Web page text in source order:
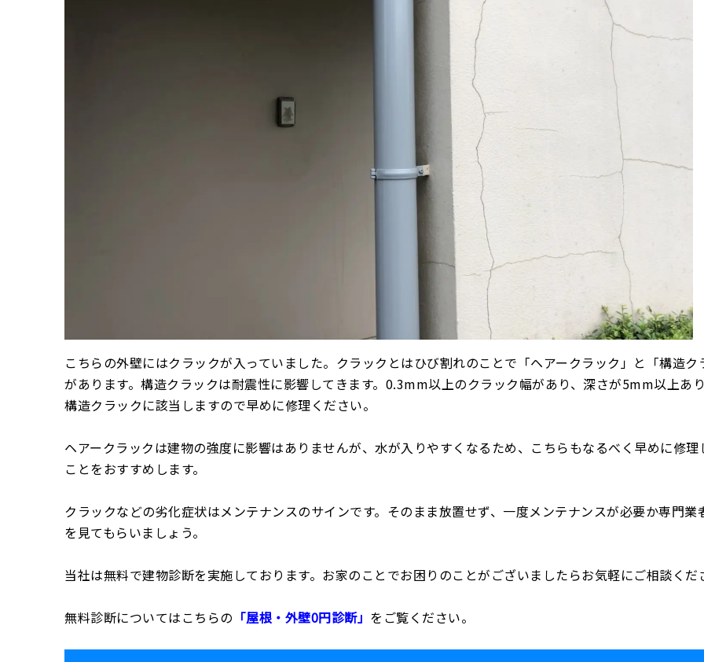
こちらの外壁にはクラックが入っていました。クラックとはひび割れのことで「ヘアークラック」と「構造ク
があります。構造クラックは耐震性に影響してきます。0.3mm以上のクラック幅があり、深さが5mm以上あ
構造クラックに該当しますので早めに修理ください。
ヘアークラックは建物の強度に影響はありませんが、水が入りやすくなるため、こちらもなるべく早めに修理
ことをおすすめします。
クラックなどの劣化症状はメンテナンスのサインです。そのまま放置せず、一度メンテナンスが必要か専門業
を見てもらいましょう。
当社は無料で建物診断を実施しております。お家のことでお困りのことがございましたらお気軽にご相談くだ
無料診断についてはこちらの 「屋根・外壁0円診断」 をご覧ください。